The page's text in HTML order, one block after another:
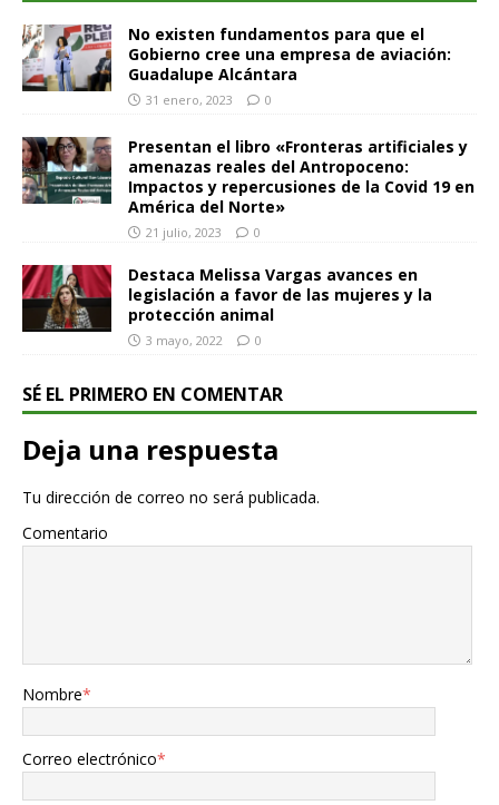
No existen fundamentos para que el
Gobierno cree una empresa de aviación:
Guadalupe Alcántara
31 enero, 2023 0
Presentan el libro «Fronteras artificiales y
amenazas reales del Antropoceno:
Impactos y repercusiones de la Covid 19 en
América del Norte»
21 julio, 2023 0
Destaca Melissa Vargas avances en
legislación a favor de las mujeres y la
protección animal
3 mayo, 2022 0
SÉ EL PRIMERO EN COMENTAR
Deja una respuesta
Tu dirección de correo no será publicada.
Comentario
Nombre*
Correo electrónico*